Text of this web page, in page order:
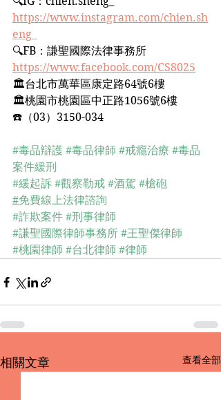
https://www.instagram.com/chien.sh
eng_
🔍FB：謙聖國際法律事務所﻿
https://www.facebook.com/CS8025
🏛台北市萬華區康定路64號6樓﻿
🏛桃園市桃園區中正路1056號6樓﻿
☎️（03）3150-034﻿
#毒品辯護 #毒品律師 #戒癮治療 #毒品
案件緩刑
#緩起訴 #觀察勒戒 #酒駕 #槍砲
#免費線上法律諮詢
#詐欺案件 #刑事律師
#謙聖國際律師事務所 #王聖傑律師
#桃園律師 #台北律師 #律師
相關文章 查看全部